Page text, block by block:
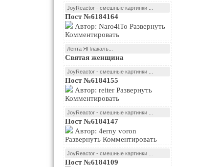
JoyReactor - смешные картинки ...
Пост №6184164
Комментировать
Лента ЯПлакалъ...
Святая женщина
JoyReactor - смешные картинки ...
Пост №6184155
Комментировать
JoyReactor - смешные картинки ...
Пост №6184147
Развернуть Комментировать
JoyReactor - смешные картинки ...
Пост №6184109